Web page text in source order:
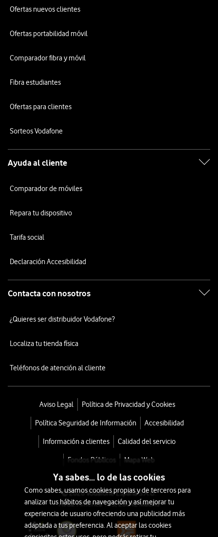
Ofertas nuevos clientes
Ofertas portabilidad móvil
Comparador fibra y móvil
Fibra estudiantes
Ofertas para clientes
Sorteos Vodafone
Ayuda al cliente
Comparador de móviles
Repara tu dispositivo
Tarifa social
Declaración Accesibilidad
Contacta con nosotros
¿Quieres ser distribuidor Vodafone?
Localiza tu tienda física
Teléfonos de atención al cliente
Aviso Legal Política de Privacidad y Cookies
Política Seguridad de Información Accesibilidad
Información a clientes Calidad del servicio
Fondos Públicos Mapa Web
© 2026 Vodafone España S.A.U.
Avda. América 115, 28042 Madrid
Ya sabes... lo de las cookies
Como sabes, usamos cookies propias y de terceros para
analizar tus hábitos de navegación y así mejorar tu
experiencia de usuario ofreciendo una publicidad más
adaptada a tus preferencia. Al aceptar las cookies